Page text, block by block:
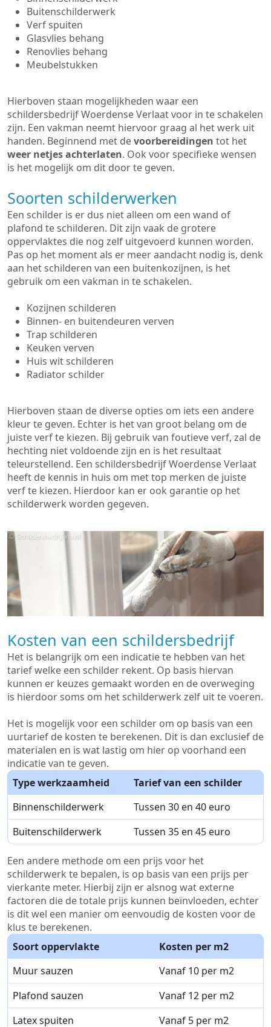
Buitenschilderwerk
Verf spuiten
Glasvlies behang
Renovlies behang
Meubelstukken
Hierboven staan mogelijkheden waar een
schildersbedrijf Woerdense Verlaat voor in te schakelen
zijn. Een vakman neemt hiervoor graag al het werk uit
handen. Beginnend met devoorbereidingen tot het
weer netjes achterlaten. Ook voor specifieke wensen
is het mogelijk om dit door te geven.
Soorten schilderwerken
Een schilder is er dus niet alleen om een wand of
plafond te schilderen. Dit zijn vaak de grotere
oppervlaktes die nog zelf uitgevoerd kunnen worden.
Pas op het moment als er meer aandacht nodig is, denk
aan het schilderen van een buitenkozijnen, is het
gebruik om een vakman in te schakelen.
Kozijnen schilderen
Binnen- en buitendeuren verven
Trap schilderen
Keuken verven
Huis wit schilderen
Radiator schilder
Hierboven staan de diverse opties om iets een andere
kleur te geven. Echter is het van groot belang om de
juiste verf te kiezen. Bij gebruik van foutieve verf, zal de
hechting niet voldoende zijn en is het resultaat
teleurstellend. Een schildersbedrijf Woerdense Verlaat
heeft de kennis in huis om met top merken de juiste
verf te kiezen. Hierdoor kan er ook garantie op het
schilderwerk worden gegeven.
Kosten van een schildersbedrijf
Het is belangrijk om een indicatie te hebben van het
tarief welke een schilder rekent. Op basis hiervan
kunnen er keuzes gemaakt worden en de overweging
is hierdoor soms om het schilderwerk zelf uit te voeren.
Het is mogelijk voor een schilder om op basis van een
uurtarief de kosten te berekenen. Dit is dan exclusief de
materialen en is wat lastig om hier op voorhand een
indicatie van te geven.
Type werkzaamheid
Tarief van een schilder
Binnenschilderwerk
Tussen 30 en 40 euro
Buitenschilderwerk
Tussen 35 en 45 euro
Een andere methode om een prijs voor het
schilderwerk te bepalen, is op basis van een prijs per
vierkante meter. Hierbij zijn er alsnog wat externe
factoren die de totale prijs kunnen beïnvloeden, echter
is dit wel een manier om eenvoudig de kosten voor de
klus te berekenen.
Soort oppervlakte
Kosten per m2
Muur sauzen
Vanaf 10 per m2
Plafond sauzen
Vanaf 12 per m2
Latex spuiten
Vanaf 5 per m2